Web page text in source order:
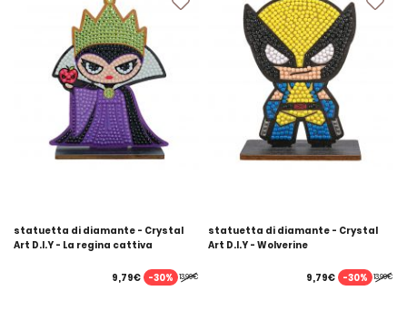
statuetta di diamante - Crystal
Art D.I.Y - La regina cattiva
13,99€
9,79€ -30%
statuetta di diamante - Crystal
Art D.I.Y - Wolverine
13,99€
9,79€ -30%